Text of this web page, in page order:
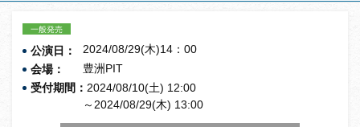
一般発売
公演日：
2024/08/29(木)14：00
会場：
豊洲PIT
受付期間： 2024/08/10(土) 12:00
～2024/08/29(木) 13:00